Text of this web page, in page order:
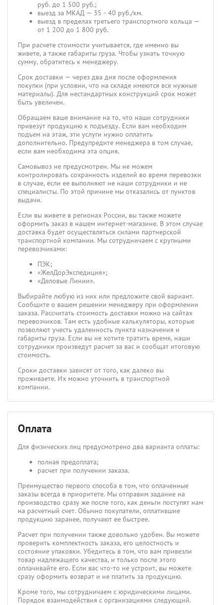
руб. до 1 500 руб.;
выезд за МКАД — 35 - 40 руб./км.
выезд в пределах третьего транспортного кольца —
от 1 200 до 1 800 руб.
При расчете стоимости учитывается, где именно вы
живете, а также габариты груза. Чтобы узнать точную
сумму, обратитесь к менеджеру.
Срок доставки — через два дня после оформления
покупки (при условии, что на складе имеются все нужные
материалы). Для нестандартных конструкций срок может
быть увеличен.
Обращаем ваше внимание на то, что наши сотрудники
привезут продукцию к подъезду. Если вам необходим
подъем на этаж, эти услуги нужно оплатить
дополнительно. Предупредите менеджера в том случае,
если вам необходима эта опция.
Самовывоз не предусмотрен. Мы не можем
контролировать сохранность изделий во время перевозки
в случае, если ее выполняют не наши сотрудники и не
специалисты. По этой причине мы отказались от пунктов
выдачи.
Если вы живете в регионах России, вы также можете
оформить заказ в нашем интернет-магазине. В этом случае
доставка будет осуществляться силами партнерской
транспортной компании. Мы сотрудничаем с крупными
перевозчиками:
ПЭК;
«ЖелДорЭкспедиция»;
«Деловые Линии».
Выбирайте любую из них или предложите свой вариант.
Сообщите о вашем решении менеджеру при оформлении
заказа. Рассчитать стоимость доставки можно на сайтах
перевозчиков. Там есть удобные калькуляторы, которые
позволяют учесть удаленность пункта назначения и
габариты груза. Если вы не хотите тратить время, наши
сотрудники произведут расчет за вас и сообщат итоговую
стоимость.
Сроки доставки зависят от того, как далеко вы
проживаете. Их можно уточнить в транспортной
компании.
Оплата
Для физических лиц предусмотрено два варианта оплаты:
полная предоплата;
расчет при получении заказа.
Преимущество первого способа в том, что оплаченные
заказы всегда в приоритете. Мы отправим задание на
производство сразу же после того, как деньги поступят нам
на расчетный счет. Обычно покупатели, оплатившие
продукцию заранее, получают ее быстрее.
Расчет при получении также довольно удобен. Вы можете
проверить комплектность заказа, его целостность и
состояние упаковки. Убедитесь в том, что вам привезли
товар надлежащего качества, и только после этого
оплачивайте его. Если вас что-то не устроит, вы можете
сразу оформить возврат и не платить за продукцию.
Кроме того, мы сотрудничаем с юридическими лицами.
Порядок взаимодействия с организациями следующий.